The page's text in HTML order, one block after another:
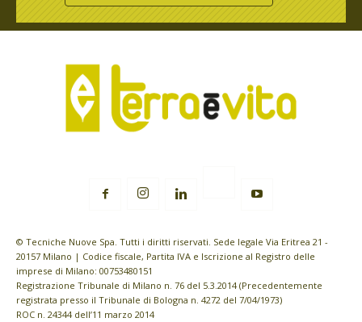
© Tecniche Nuove Spa. Tutti i diritti riservati. Sede legale Via Eritrea 21 -
20157 Milano | Codice fiscale, Partita IVA e Iscrizione al Registro delle
imprese di Milano: 00753480151
Registrazione Tribunale di Milano n. 76 del 5.3.2014 (Precedentemente
registrata presso il Tribunale di Bologna n. 4272 del 7/04/1973)
ROC n. 24344 dell’11 marzo 2014